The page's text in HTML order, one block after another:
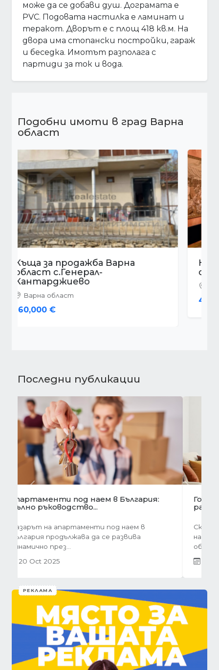
може да се добави душ. Дограмата е
PVC. Подовата настилка е ламинат и
теракот. Дворът е с площ 418 кв.м. На
двора има стопански постройки, гараж
и беседка. Имотът разполага с
партиди за ток и вода.
Подобни имоти в град Варна
област
Къща за продажба Варна
област с.Аврен
Варна област
480,000 €
разстояние
най-голямото предизвикателство в
обзавеждането...
01 Oct 2025
Предишна